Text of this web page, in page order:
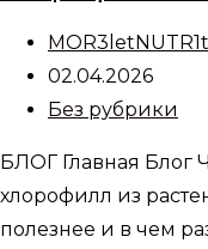
Автор
записи:
Запись
опубликована:
02.04.2026
Рубрика
Без рубрики
БЛОГ Главная Блог
хлорофилл из
полезнее и в чем